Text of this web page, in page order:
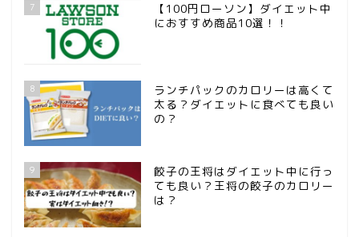
7
【100円ローソン】ダイエット中
におすすめ商品10選！！
8
ランチパックのカロリーは高くて
太る？ダイエットに食べても良い
の？
9
餃子の王将はダイエット中に行っ
ても良い？王将の餃子のカロリー
は？
サンプルページ